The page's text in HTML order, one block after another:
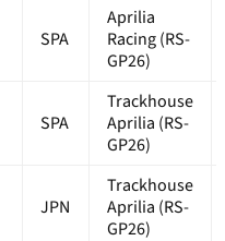
SPA
Aprilia
Racing (RS-
GP26)
SPA
Trackhouse
Aprilia (RS-
GP26)
JPN
Trackhouse
Aprilia (RS-
GP26)